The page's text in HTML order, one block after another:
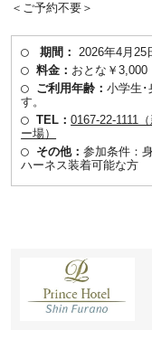
＜ご予約不要＞
期間： 2026年4月25
料金： おとな￥
ご利用年齢：小学生･
す。
TEL：0167-22-1111
ー場）
その他：参加条件：
ハーネス装着可能な方